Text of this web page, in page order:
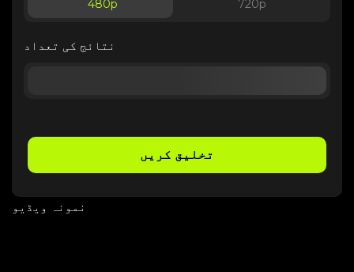
480p 720p
نتائج کی تعداد
تخلیق کریں
نمونہ ویڈیو